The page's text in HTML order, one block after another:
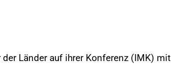
Länder auf ihrer Konferenz (IMK) mit